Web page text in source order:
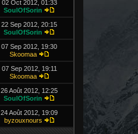
02 Oct 2012, 01:33
SoulOfSorin
22 Sep 2012, 20:15
SoulOfSorin
07 Sep 2012, 19:30
Skoomaa
07 Sep 2012, 19:11
Skoomaa
26 Août 2012, 12:25
SoulOfSorin
24 Août 2012, 19:09
byzouxnours